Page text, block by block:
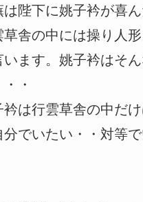
は陛下に姚子衿が喜
草舎の中には操り人
います。姚子衿はそ
・
衿は行雲草舎の中だ
分でいたい・・対等